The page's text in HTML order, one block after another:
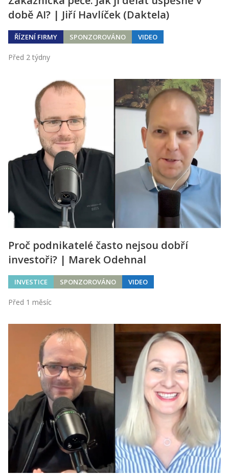
době AI? | Jiří Havlíček (Daktela)
ŘÍZENÍ FIRMY SPONZOROVÁNO VIDEO
Před 2 týdny
Proč podnikatelé často nejsou dobří
investoři? | Marek Odehnal
INVESTICE SPONZOROVÁNO VIDEO
Před 1 měsíc